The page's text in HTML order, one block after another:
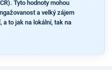
Tyto hodnoty mohou
a velký zájem
a to jak na lokální, tak na